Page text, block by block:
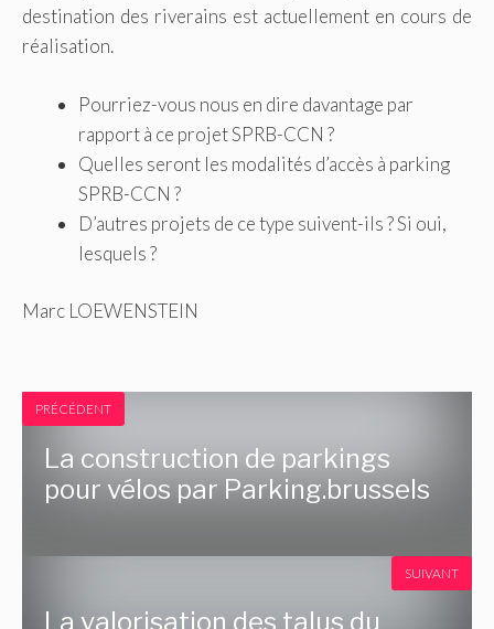
destination des riverains est actuellement en cours de
réalisation.
Pourriez-vous nous en dire davantage par
rapport à ce projet SPRB-CCN ?
Quelles seront les modalités d’accès à parking
SPRB-CCN ?
D’autres projets de ce type suivent-ils ? Si oui,
lesquels ?
Marc LOEWENSTEIN
PRÉCÉDENT
La construction de parkings
pour vélos par Parking.brussels
La valorisation des talus du
SUIVANT